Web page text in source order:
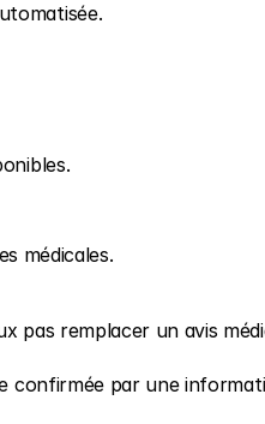
médicales.
pas remplacer un avis
confirmée par une